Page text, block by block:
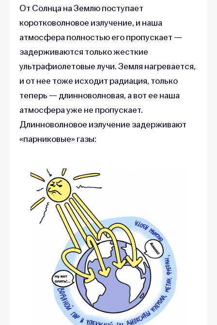
От Солнца на Землю поступает
коротковолновое излучение, и наша
атмосфера полностью его пропускает —
задерживаются только жесткие
ультрафиолетовые лучи. Земля нагревается,
и от нее тоже исходит радиация, только
теперь — длинноволновая, а вот ее наша
атмосфера уже не пропускает.
Длинноволновое излучение задерживают
«парниковые» газы: